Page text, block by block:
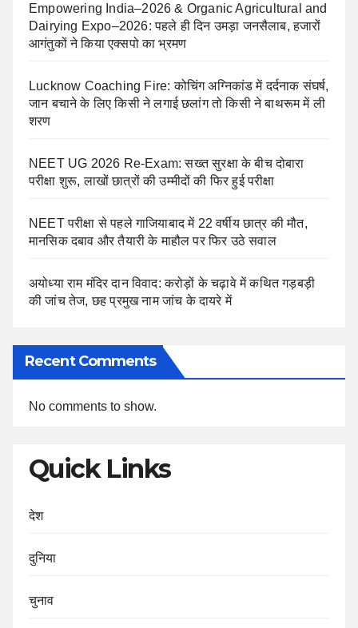
Empowering India–2026 & Organic Agricultural and
Dairying Expo–2026: पहले ही दिन उमड़ा जनसैलाब, हजारों
आगंतुकों ने किया एक्सपो का भ्रमण
Lucknow Coaching Fire: कोचिंग अग्निकांड में दर्दनाक संघर्ष,
जान बचाने के लिए किसी ने लगाई छलांग तो किसी ने बाथरूम में ली
शरण
NEET UG 2026 Re-Exam: सख्त सुरक्षा के बीच दोबारा
परीक्षा शुरू, लाखों छात्रों की उम्मीदों की फिर हुई परीक्षा
NEET परीक्षा से पहले गाजियाबाद में 22 वर्षीय छात्र की मौत,
मानसिक दबाव और तैयारी के माहौल पर फिर उठे सवाल
अयोध्या राम मंदिर दान विवाद: करोड़ों के चढ़ावे में कथित गड़बड़ी
की जांच तेज, छह प्रमुख नाम जांच के दायरे में
Recent Comments
No comments to show.
Quick Links
देश
दुनिया
चुनाव